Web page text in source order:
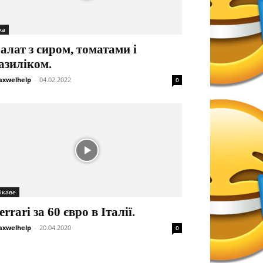
з сиром, томатами і
- 04.02.2022 0
за 60 євро в Італії.
- 20.04.2020 0